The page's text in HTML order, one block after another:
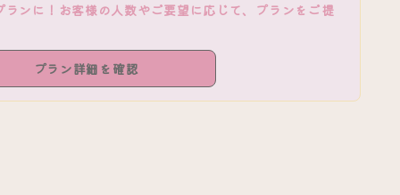
ンに！お客様の人数やご要望に応じて、プランをご提
プラン詳細を確認